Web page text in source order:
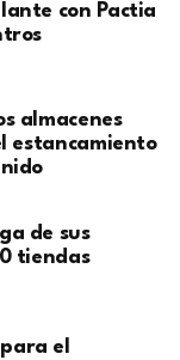
con Pactia
almacenes
estancamiento
de sus
tiendas
el